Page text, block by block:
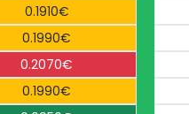
0.1910€
0.1990€
0.2070€
0.1990€